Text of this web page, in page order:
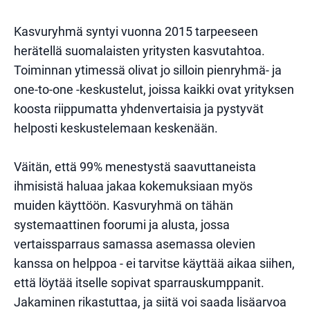
Kasvuryhmä syntyi vuonna 2015 tarpeeseen
herätellä suomalaisten yritysten kasvutahtoa.
Toiminnan ytimessä olivat jo silloin pienryhmä- ja
one-to-one -keskustelut, joissa kaikki ovat yrityksen
koosta riippumatta yhdenvertaisia ja pystyvät
helposti keskustelemaan keskenään.
Väitän, että 99% menestystä saavuttaneista
ihmisistä haluaa jakaa kokemuksiaan myös
muiden käyttöön. Kasvuryhmä on tähän
systemaattinen foorumi ja alusta, jossa
vertaissparraus samassa asemassa olevien
kanssa on helppoa - ei tarvitse käyttää aikaa siihen,
että löytää itselle sopivat sparrauskumppanit.
Jakaminen rikastuttaa, ja siitä voi saada lisäarvoa